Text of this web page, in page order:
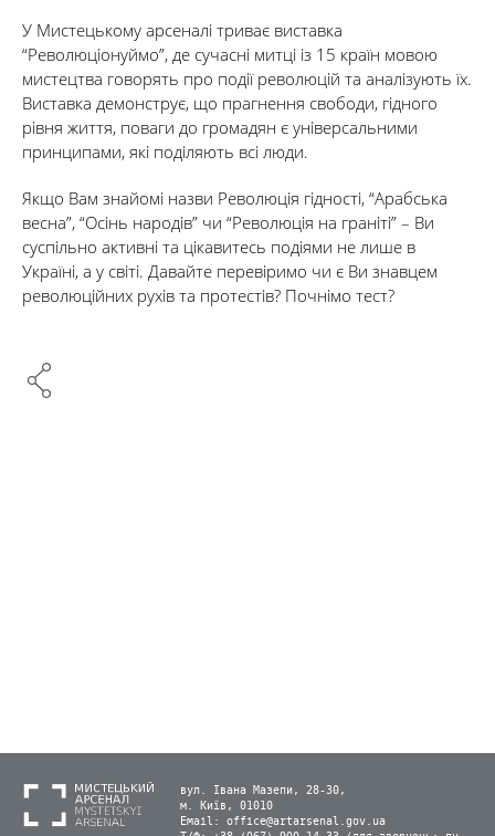
У Мистецькому арсеналі триває виставка
“Революціонуймо”, де сучасні митці із 15 країн мовою
мистецтва говорять про події революцій та аналізують їх.
Виставка демонструє, що прагнення свободи, гідного
рівня життя, поваги до громадян є універсальними
принципами, які поділяють всі люди.
Якщо Вам знайомі назви Революція гідності, “Арабська
весна”, “Осінь народів” чи “Революція на граніті” – Ви
суспільно активні та цікавитесь подіями не лише в
Україні, а у світі. Давайте перевіримо чи є Ви знавцем
революційних рухів та протестів? Почнімо тест?
вул. Івана Мазепи, 28-30,
м. Київ, 01010
Email: office@artarsenal.gov.ua